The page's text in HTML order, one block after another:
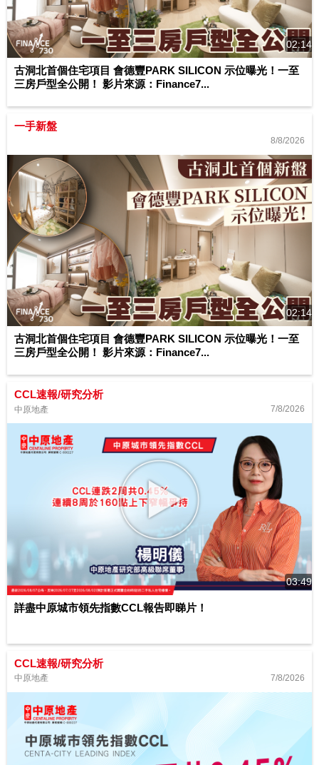
02:14
古洞北首個住宅項目 會德豐PARK SILICON 示位曝光！一至
三房戶型全公開！ 影片來源：Finance7...
一手新盤
8/8/2026
02:14
古洞北首個住宅項目 會德豐PARK SILICON 示位曝光！一至
三房戶型全公開！ 影片來源：Finance7...
CCL速報/研究分析
中原地產 7/8/2026
03:49
詳盡中原城市領先指數CCL報告即睇片！
CCL速報/研究分析
中原地產 7/8/2026